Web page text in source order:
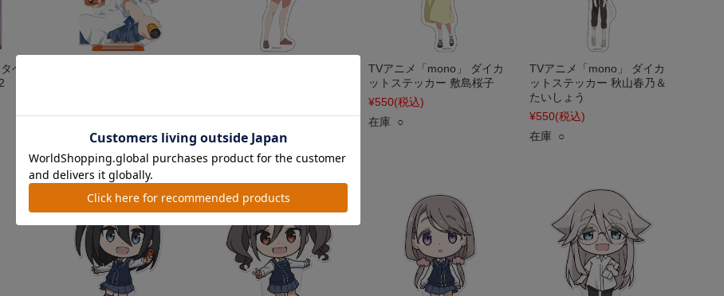
ペ
¥1,870(税込)
TVアニメ「mono」 ダイカ
ットステッカー 敷島桜子
¥550(税込)
在庫 ○
TVアニメ「mono」 ダイカ
ットステッカー 秋山春乃＆
たいしょう
¥550(税込)
在庫 ○